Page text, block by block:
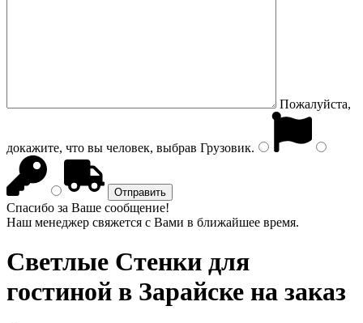
Пожалуйста,
докажите, что вы человек, выбрав Грузовик.
Спасибо за Ваше сообщение!
Наш менеджер свяжется с Вами в ближайшее время.
Светлые Стенки для
гостиной в Зарайске на заказ